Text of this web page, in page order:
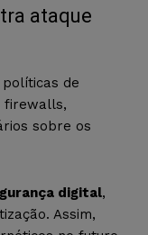
ataque
de
firewalls,
sobre os
digital,
Assim,